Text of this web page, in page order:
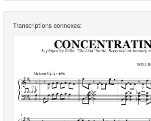
Transcriptions connexes: